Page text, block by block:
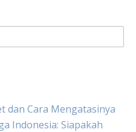
dan Cara Mengatasinya
Indonesia: Siapakah